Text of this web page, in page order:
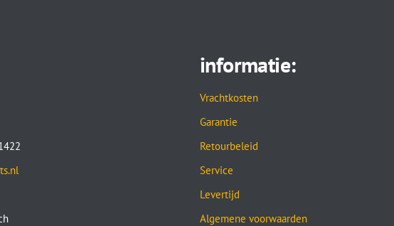
informatie:
Vrachtkosten
Garantie
Retourbeleid
Service
Levertijd
Algemene voorwaarden